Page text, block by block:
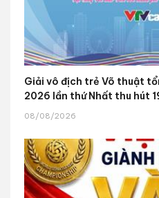
Giải vô địch trẻ Võ thuật
2026 lần thứ Nhất thu hút
08/08/2026